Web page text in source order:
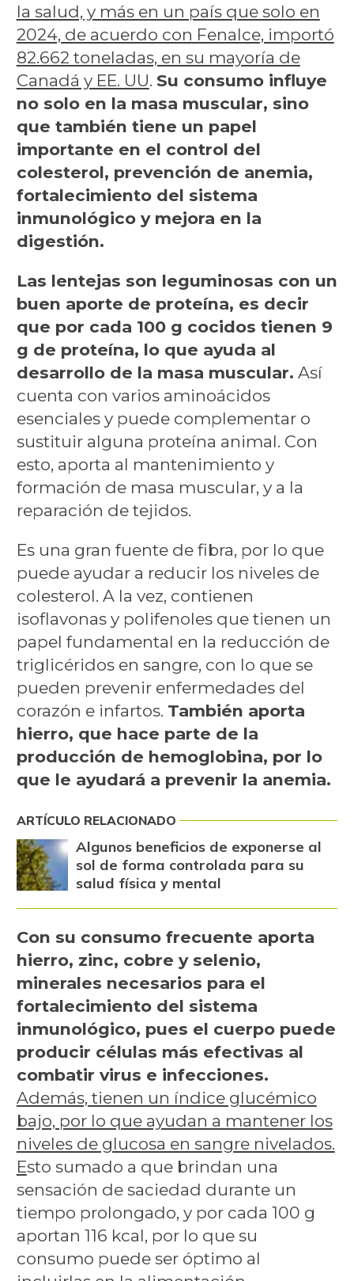
la salud, y más en un país que solo en
2024, de acuerdo con Fenalce, importó
82.662 toneladas, en su mayoría de
Canadá y EE. UU. Su consumo influye
no solo en la masa muscular, sino
que también tiene un papel
importante en el control del
colesterol, prevención de anemia,
fortalecimiento del sistema
inmunológico y mejora en la
digestión.
Las lentejas son leguminosas con un
buen aporte de proteína, es decir
que por cada 100 g cocidos tienen 9
g de proteína, lo que ayuda al
desarrollo de la masa muscular. Así
cuenta con varios aminoácidos
esenciales y puede complementar o
sustituir alguna proteína animal. Con
esto, aporta al mantenimiento y
formación de masa muscular, y a la
reparación de tejidos.
Es una gran fuente de fibra, por lo que
puede ayudar a reducir los niveles de
colesterol. A la vez, contienen
isoflavonas y polifenoles que tienen un
papel fundamental en la reducción de
triglicéridos en sangre, con lo que se
pueden prevenir enfermedades del
corazón e infartos. También aporta
hierro, que hace parte de la
producción de hemoglobina, por lo
que le ayudará a prevenir la anemia.
ARTÍCULO RELACIONADO
Algunos beneficios de exponerse al
sol de forma controlada para su
salud física y mental
Con su consumo frecuente aporta
hierro, zinc, cobre y selenio,
minerales necesarios para el
fortalecimiento del sistema
inmunológico, pues el cuerpo puede
producir células más efectivas al
combatir virus e infecciones.
Además, tienen un índice glucémico
bajo, por lo que ayudan a mantener los
niveles de glucosa en sangre nivelados.
Esto sumado a que brindan una
sensación de saciedad durante un
tiempo prolongado, y por cada 100 g
aportan 116 kcal, por lo que su
consumo puede ser óptimo al